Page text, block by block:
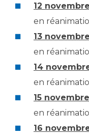
12 novembre
en
13 novembre
en
14
en
15 novembre
en
16